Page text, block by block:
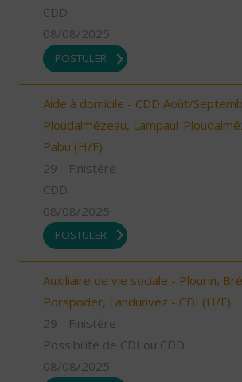
CDD
08/08/2025
POSTULER
Aide à domicile - CDD Août/
Ploudalmézeau, Lampaul-
Pabu (H/F)
29 - Finistère
CDD
08/08/2025
POSTULER
Auxiliaire de vie sociale - Plourin,
Porspoder, Landunvez - CDI (H/F)
29 - Finistère
Possibilité de CDI ou CDD
08/08/2025